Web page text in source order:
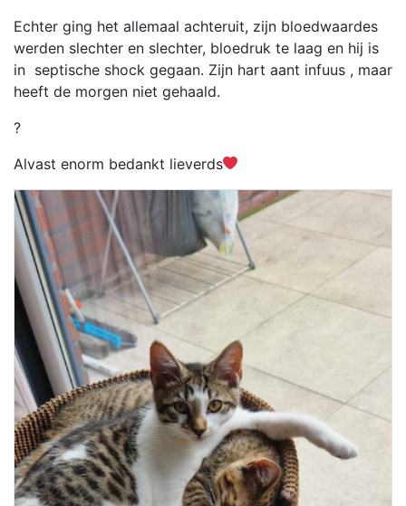
Echter ging het allemaal achteruit, zijn bloedwaardes
werden slechter en slechter, bloedruk te laag en hij is
in septische shock gegaan. Zijn hart aant infuus , maar
heeft de morgen niet gehaald.
?
Alvast enorm bedankt lieverds